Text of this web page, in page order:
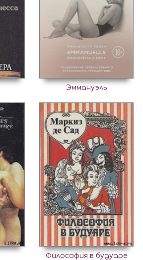
Эммануэль
Философия в будуаре